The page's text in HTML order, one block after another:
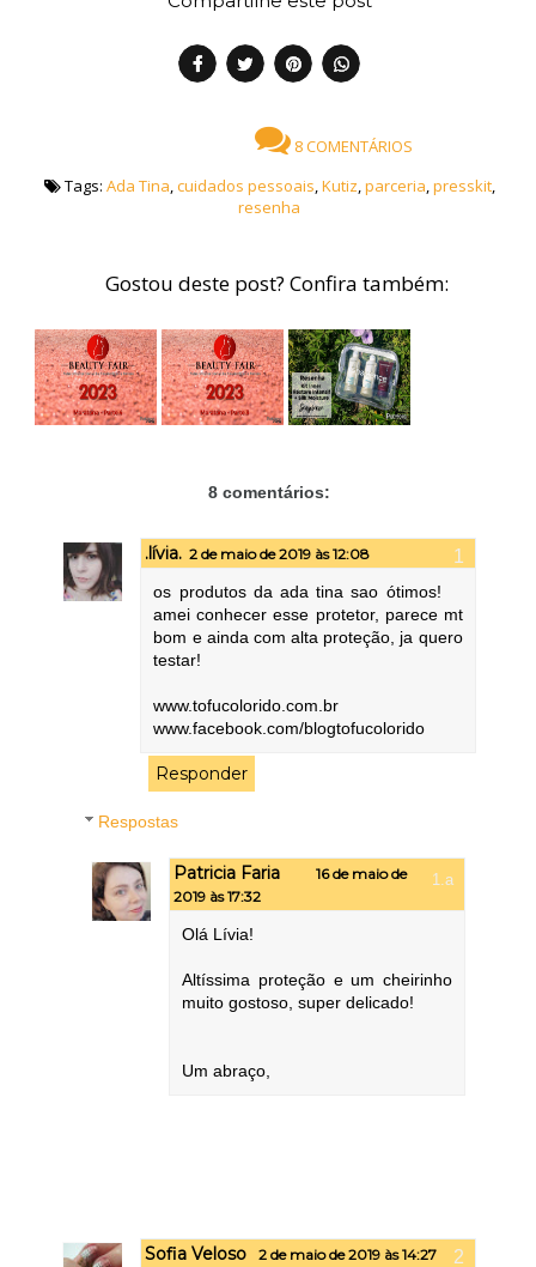
8 COMENTÁRIOS
Tags: Ada Tina,cuidados pessoais,Kutiz,parceria,presskit,
resenha
Gostou deste post? Confira também:
8 comentários:
.lívia. 2 de maio de 2019 às 12:08
os produtos da ada tina sao ótimos!
amei conhecer esse protetor, parece mt
bom e ainda com alta proteção, ja quero
testar!
www.tofucolorido.com.br
www.facebook.com/blogtofucolorido
Responder
Respostas
Patricia Faria
16 de maio de
2019 às 17:32
Olá Lívia!
Altíssima proteção e um cheirinho
muito gostoso, super delicado!
Um abraço,
Sofia Veloso 2 de maio de 2019 às 14:27